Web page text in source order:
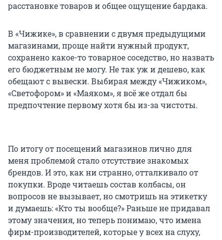
расстановке товаров и общее ощущение бардака.
В «Чижике», в сравнении с двумя предыдущими
магазинами, проще найти нужный продукт,
сохранено какое-то товарное соседство, но назвать
его бюджетным не могу. Не так уж и дешево, как
обещают с вывески. Выбирая между «Чижиком»,
«Светофором» и «Маяком», я всё же отдал бы
предпочтение первому хотя бы из-за чистоты.
По итогу от посещений магазинов лично для
меня проблемой стало отсутствие знакомых
брендов. И это, как ни странно, отталкивало от
покупки. Вроде читаешь состав колбасы, он
вопросов не вызывает, но смотришь на этикетку
и думаешь: «Кто ты вообще?» Раньше не придавал
этому значения, но теперь понимаю, что имена
фирм-производителей, которые у всех на слуху,